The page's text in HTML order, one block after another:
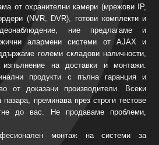
от охранителни камери (мрежови IP,
(NVR, DVR), готови комплекти и
ние предлагаме и
алармени системи от AJAX и
големи складови наличности,
изпълнение на доставки и монтажи.
продукти с пълна гаранция и
от доказани производители. Всеки
преминава през строги тестове
до вас. Не продаваме проблеми,
монтаж на системи за